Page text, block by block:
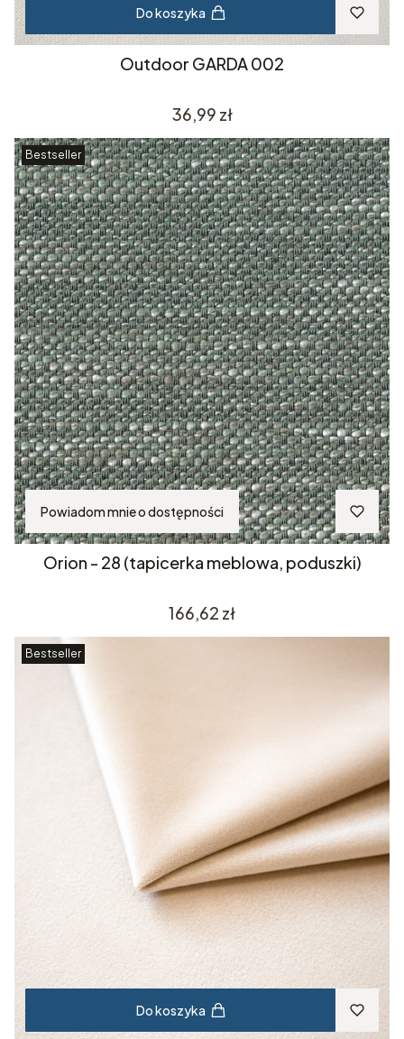
Do koszyka
Outdoor GARDA 002
Cena
36,99 zł
Bestseller
Powiadom mnie o dostępności
Orion - 28 (tapicerka meblowa, poduszki)
Cena
166,62 zł
Bestseller
Do koszyka